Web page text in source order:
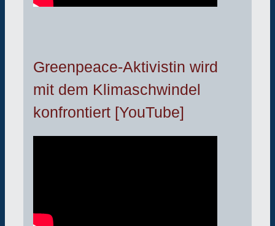
Greenpeace-Aktivistin wird
mit dem Klimaschwindel
konfrontiert [YouTube]